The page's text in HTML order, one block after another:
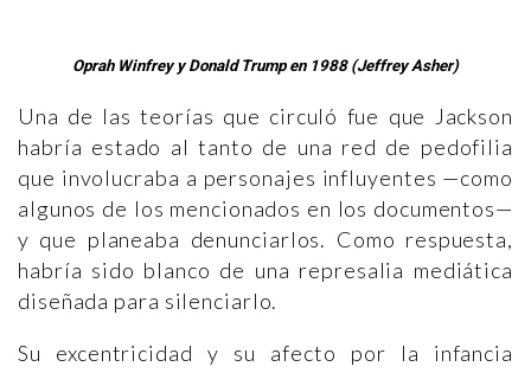
Oprah Winfrey y Donald Trump en 1988 (Jeffrey Asher)
Una de las teorías que circuló fue que Jackson
habría estado al tanto de una red de pedofilia
que involucraba a personajes influyentes —como
algunos de los mencionados en los documentos—
y que planeaba denunciarlos. Como respuesta,
habría sido blanco de una represalia mediática
diseñada para silenciarlo.
Su excentricidad y su afecto por la infancia